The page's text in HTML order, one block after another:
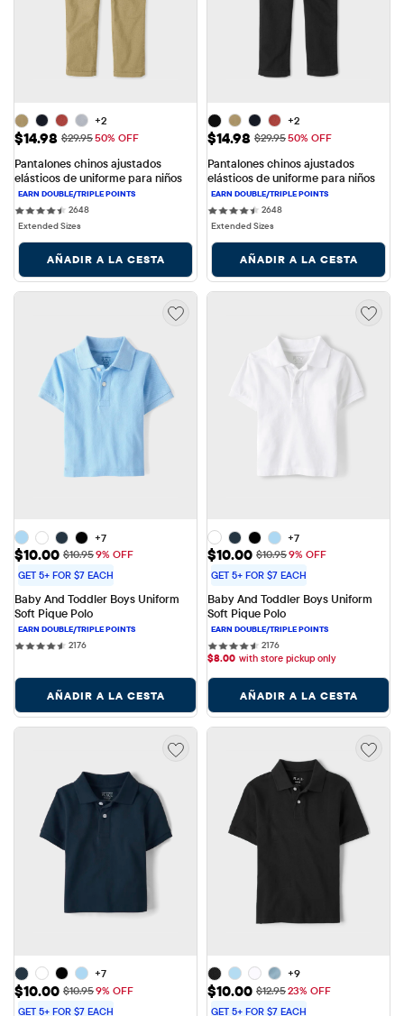
+2
Precio de venta: $14.98
$14.98 Precio original: $29.95
$29.9550% OFF
Pantalones chinos ajustados
elásticos de uniforme para niños
26482648 reviews
Extended Sizes
AÑADIR A LA CESTA
+2
Precio de venta: $14.98
$14.98 Precio original: $29.95
$29.9550% OFF
Pantalones chinos ajustados
elásticos de uniforme para niños
26482648 reviews
Extended Sizes
AÑADIR A LA CESTA
+7
Precio de venta: $10.00
$10.00 Precio original: $10.95
$10.959% OFF
GET 5+ FOR $7 EACH
Baby And Toddler Boys Uniform
Soft Pique Polo
21762176 reviews
AÑADIR A LA CESTA
+7
Precio de venta: $10.00
$10.00 Precio original: $10.95
$10.959% OFF
GET 5+ FOR $7 EACH
Baby And Toddler Boys Uniform
Soft Pique Polo
21762176 reviews
$8.00 with store pickup only
AÑADIR A LA CESTA
+7
Precio de venta: $10.00
$10.00 Precio original: $10.95
$10.959% OFF
GET 5+ FOR $7 EACH
+9
Precio de venta: $10.00
$10.00 Precio original: $12.95
$12.9523% OFF
GET 5+ FOR $7 EACH